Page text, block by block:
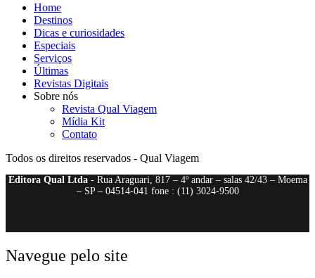
Home
Destinos
Dicas e curiosidades
Especiais
Serviços
Últimas
Revistas Digitais
Sobre nós
Revista Qual Viagem
Mídia Kit
Contato
Todos os direitos reservados - Qual Viagem
Editora Qual Ltda- Rua Araguari, 817 – 4º andar – salas 42/43 – Moema
– SP – 04514-041 fone : (11) 3024-9500
Navegue pelo site